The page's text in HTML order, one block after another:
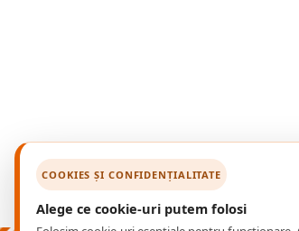
COOKIES ȘI CONFIDENȚIALITATE
Alege ce cookie-uri putem folosi